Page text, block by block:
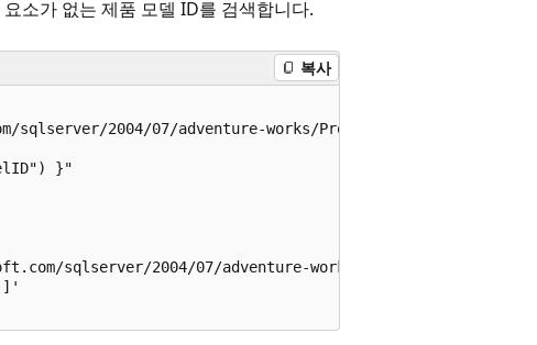
요소가 없는 제품 모델 ID를 검색합니다.
복사
sqlserver/2004/07/adventure-works/
}"
sqlserver/2004/07/adventure-works/